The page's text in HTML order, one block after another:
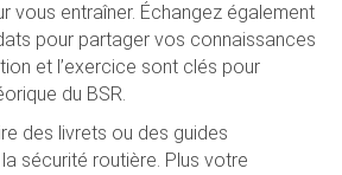
vous entraîner. Échangez également
pour partager vos connaissances
et l’exercice sont clés pour
du BSR.
des livrets ou des guides
sécurité routière. Plus votre